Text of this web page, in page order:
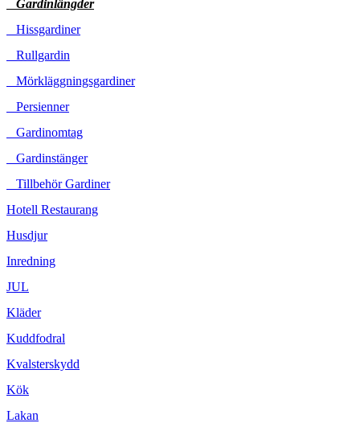
Gardinlängder
Hissgardiner
Rullgardin
Mörkläggningsgardiner
Persienner
Gardinomtag
Gardinstänger
Tillbehör Gardiner
Hotell Restaurang
Husdjur
Inredning
JUL
Kläder
Kuddfodral
Kvalsterskydd
Kök
Lakan